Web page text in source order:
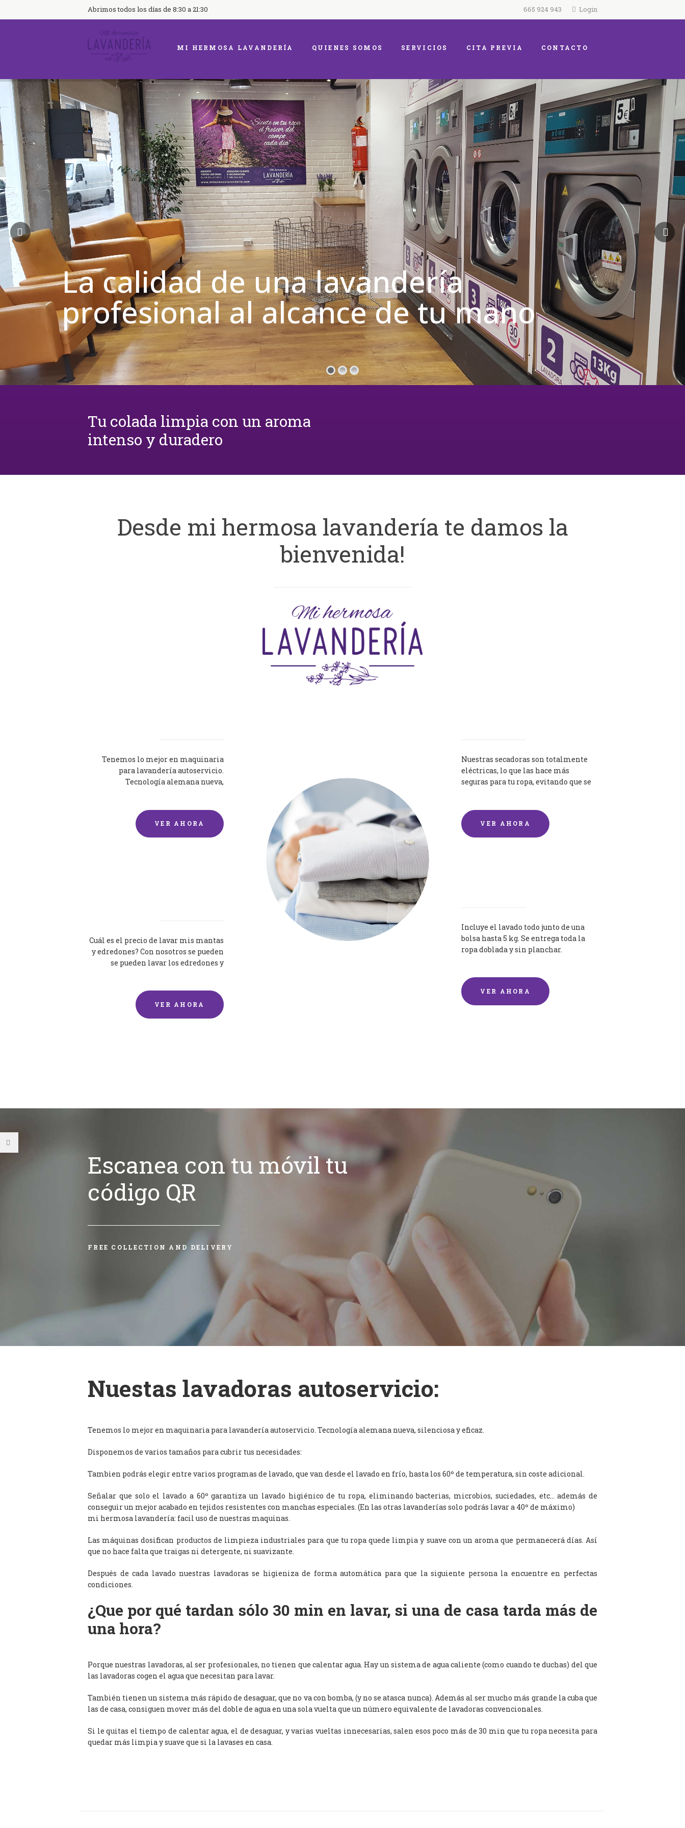
Abrimos todos los días de 8:30 a 21:30 665 924 943 Login
MI HERMOSA LAVANDERÍA QUIENES SOMOS SERVICIOS CITA PREVIA CONTACTO
La calidad de una lavandería
profesional al alcance de tu mano
Tu colada limpia con un aroma
intenso y duradero
Desde mi hermosa lavandería te damos la
bienvenida!
Tenemos lo mejor en maquinaria
para lavandería autoservicio.
Tecnología alemana nueva,
VER AHORA
Nuestras secadoras son totalmente
eléctricas, lo que las hace más
seguras para tu ropa, evitando que se
VER AHORA
Cuál es el precio de lavar mis mantas
y edredones? Con nosotros se pueden
se pueden lavar los edredones y
VER AHORA
Incluye el lavado todo junto de una
bolsa hasta 5 kg. Se entrega toda la
ropa doblada y sin planchar.
VER AHORA
Escanea con tu móvil tu
código QR
FREE COLLECTION AND DELIVERY
Nuestas lavadoras autoservicio:
Tenemos lo mejor en maquinaria para lavandería autoservicio. Tecnología alemana nueva, silenciosa y eficaz.
Disponemos de varios tamaños para cubrir tus necesidades:
Tambien podrás elegir entre varios programas de lavado, que van desde el lavado en frío, hasta los 60º de temperatura, sin coste adicional.
Señalar que solo el lavado a 60º garantiza un lavado higiénico de tu ropa, eliminando bacterias, microbios, suciedades, etc… además de
conseguir un mejor acabado en tejidos resistentes con manchas especiales. (En las otras lavanderías solo podrás lavar a 40º de máximo)
mi hermosa lavandería: facil uso de nuestras maquinas.
Las máquinas dosifican productos de limpieza industriales para que tu ropa quede limpia y suave con un aroma que permanecerá días. Así
que no hace falta que traigas ni detergente, ni suavizante.
Después de cada lavado nuestras lavadoras se higieniza de forma automática para que la siguiente persona la encuentre en perfectas
condiciones.
¿Que por qué tardan sólo 30 min en lavar, si una de casa tarda más de
una hora?
Porque nuestras lavadoras, al ser profesionales, no tienen que calentar agua. Hay un sistema de agua caliente (como cuando te duchas) del que
las lavadoras cogen el agua que necesitan para lavar.
También tienen un sistema más rápido de desaguar, que no va con bomba, (y no se atasca nunca). Además al ser mucho más grande la cuba que
las de casa, consiguen mover más del doble de agua en una sola vuelta que un número equivalente de lavadoras convencionales.
Si le quitas el tiempo de calentar agua, el de desaguar, y varias vueltas innecesarias, salen esos poco más de 30 min que tu ropa necesita para
quedar más limpia y suave que si la lavases en casa.